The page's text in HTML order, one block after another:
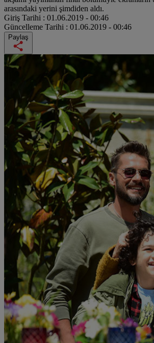
arasındaki yerini şimdiden aldı.
Giriş Tarihi : 01.06.2019 - 00:46
Güncelleme Tarihi : 01.06.2019 - 00:46
Paylaş